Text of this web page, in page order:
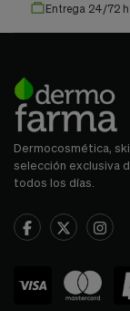
Entrega 24/72 h
Dermocosmética,
selección exclusiva
todos los días.